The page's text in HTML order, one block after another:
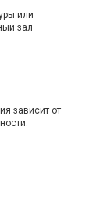
или
зал
зависит от